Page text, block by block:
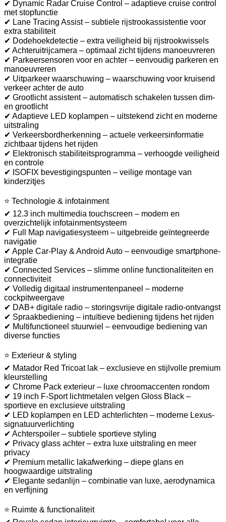
✔ Dynamic Radar Cruise Control – adaptieve cruise control
met stopfunctie
✔ Lane Tracing Assist – subtiele rijstrookassistentie voor
extra stabiliteit
✔ Dodehoekdetectie – extra veiligheid bij rijstrookwissels
✔ Achteruitrijcamera – optimaal zicht tijdens manoeuvreren
✔ Parkeersensoren voor en achter – eenvoudig parkeren en
manoeuvreren
✔ Uitparkeer waarschuwing – waarschuwing voor kruisend
verkeer achter de auto
✔ Grootlicht assistent – automatisch schakelen tussen dim-
en grootlicht
✔ Adaptieve LED koplampen – uitstekend zicht en moderne
uitstraling
✔ Verkeersbordherkenning – actuele verkeersinformatie
zichtbaar tijdens het rijden
✔ Elektronisch stabiliteitsprogramma – verhoogde veiligheid
en controle
✔ ISOFIX bevestigingspunten – veilige montage van
kinderzitjes
⭐ Technologie & infotainment
✔ 12.3 inch multimedia touchscreen – modern en
overzichtelijk infotainmentsysteem
✔ Full Map navigatiesysteem – uitgebreide geïntegreerde
navigatie
✔ Apple Car-Play & Android Auto – eenvoudige smartphone-
integratie
✔ Connected Services – slimme online functionaliteiten en
connectiviteit
✔ Volledig digitaal instrumentenpaneel – moderne
cockpitweergave
✔ DAB+ digitale radio – storingsvrije digitale radio-ontvangst
✔ Spraakbediening – intuïtieve bediening tijdens het rijden
✔ Multifunctioneel stuurwiel – eenvoudige bediening van
diverse functies
⭐ Exterieur & styling
✔ Matador Red Tricoat lak – exclusieve en stijlvolle premium
kleurstelling
✔ Chrome Pack exterieur – luxe chroomaccenten rondom
✔ 19 inch F-Sport lichtmetalen velgen Gloss Black –
sportieve en exclusieve uitstraling
✔ LED koplampen en LED achterlichten – moderne Lexus-
signatuurverlichting
✔ Achterspoiler – subtiele sportieve styling
✔ Privacy glass achter – extra luxe uitstraling en meer
privacy
✔ Premium metallic lakafwerking – diepe glans en
hoogwaardige uitstraling
✔ Elegante sedanlijn – combinatie van luxe, aerodynamica
en verfijning
⭐ Ruimte & functionaliteit